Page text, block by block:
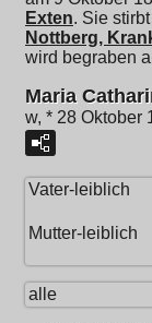
Exten. Sie
Nottberg,
wird begraben
Maria
w, * 28 Oktober
Vater-leiblich
Mutter-leiblich
alle